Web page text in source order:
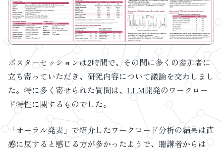
ポスターセッションは2時間で、その間に多くの参加者に
立ち寄っていただき、研究内容について議論を交わしまし
た。特に多く寄せられた質問は、LLM開発のワークロー
ド特性に関するものでした。
「オーラル発表」で紹介したワークロード分析の結果は直
感に反すると感じる方が多かったようで、聴講者からは